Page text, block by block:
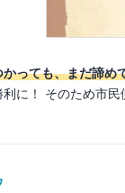
っても、まだ諦め
に！ そのため市